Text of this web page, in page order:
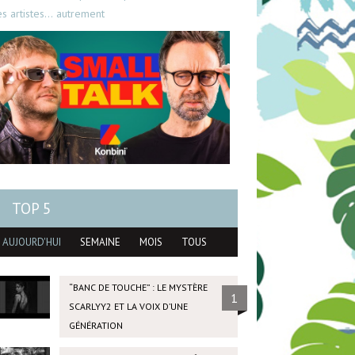
artistes… autrement
TOP 5
AUJOURD'HUI SEMAINE MOIS TOUS
“BANC DE TOUCHE” : LE MYSTÈRE
SCARLYY2 ET LA VOIX D’UNE
GÉNÉRATION
1